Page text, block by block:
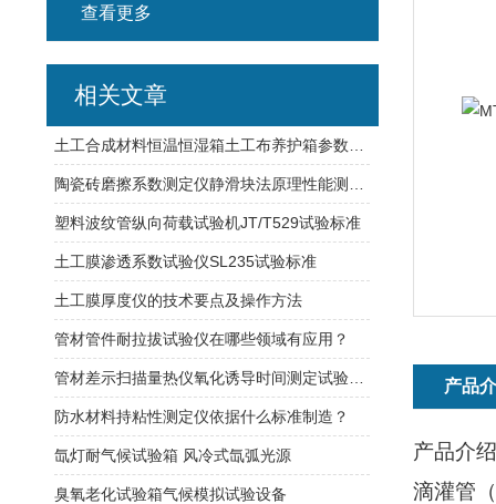
产品
产品介绍
滴灌管
查看更多
相关文章
塑料波纹管纵向荷载试验机JT/T529试验标准
土工膜渗透系数试验仪SL235试验标准
土工膜厚度仪的技术要点及操作方法
管材管件耐拉拔试验仪在哪些领域有应用？
防水材料持粘性测定仪依据什么标准制造？
氙灯耐气候试验箱 风冷式氙弧光源
臭氧老化试验箱气候模拟试验设备